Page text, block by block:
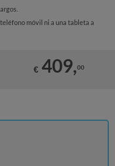
móvil ni a una tableta a
€ 409,00